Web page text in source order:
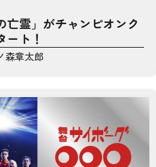
亡霊」がチャンピオンク
ート！
森章太郎